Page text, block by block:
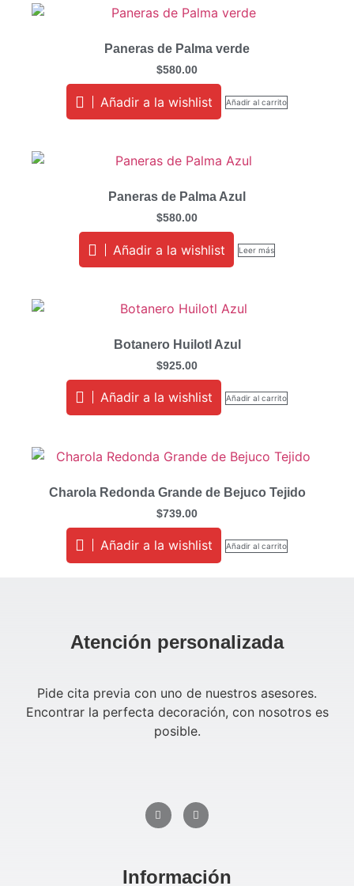
Paneras de Palma verde
$580.00
Añadir a la wishlist Añadir al carrito
Paneras de Palma Azul
$580.00
Añadir a la wishlist Leer más
Botanero Huilotl Azul
$925.00
Añadir a la wishlist Añadir al carrito
Charola Redonda Grande de Bejuco Tejido
$739.00
Añadir a la wishlist Añadir al carrito
Atención personalizada
Pide cita previa con uno de nuestros asesores.
Encontrar la perfecta decoración, con nosotros es
posible.
Información